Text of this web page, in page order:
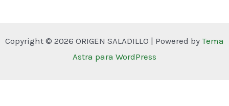
Copyright © 2026 ORIGEN SALADILLO | Powered by Tema
Astra para WordPress